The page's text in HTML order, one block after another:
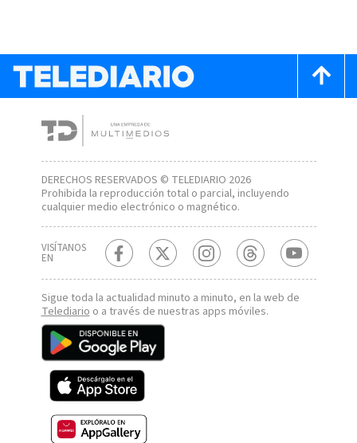
DERECHOS RESERVADOS © TELEDIARIO 2026
Prohibida la reproducción total o parcial, incluyendo
cualquier medio electrónico o magnético.
VISÍTANOS
EN
Sigue toda la actualidad minuto a minuto, en la web de
Telediarioo a través de nuestras apps móviles.